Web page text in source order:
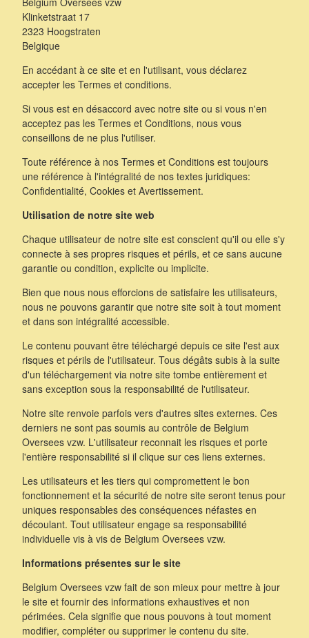
Klinketstraat 17
2323 Hoogstraten
Belgique
En accédant à ce site et en l'utilisant, vous déclarez
accepter les Termes et conditions.
Si vous est en désaccord avec notre site ou si vous n'en
acceptez pas les Termes et Conditions, nous vous
conseillons de ne plus l'utiliser.
Toute référence à nos Termes et Conditions est toujours
une référence à l'intégralité de nos textes juridiques:
Confidentialité, Cookies et Avertissement.
Utilisation de notre site web
Chaque utilisateur de notre site est conscient qu'il ou elle s'y
connecte à ses propres risques et périls, et ce sans aucune
garantie ou condition, explicite ou implicite.
Bien que nous nous efforcions de satisfaire les utilisateurs,
nous ne pouvons garantir que notre site soit à tout moment
et dans son intégralité accessible.
Le contenu pouvant être téléchargé depuis ce site l'est aux
risques et périls de l'utilisateur. Tous dégâts subis à la suite
d'un téléchargement via notre site tombe entièrement et
sans exception sous la responsabilité de l'utilisateur.
Notre site renvoie parfois vers d'autres sites externes. Ces
derniers ne sont pas soumis au contrôle de Belgium
Oversees vzw. L'utilisateur reconnait les risques et porte
l'entière responsabilité si il clique sur ces liens externes.
Les utilisateurs et les tiers qui compromettent le bon
fonctionnement et la sécurité de notre site seront tenus pour
uniques responsables des conséquences néfastes en
découlant. Tout utilisateur engage sa responsabilité
individuelle vis à vis de Belgium Oversees vzw.
Informations présentes sur le site
Belgium Oversees vzw fait de son mieux pour mettre à jour
le site et fournir des informations exhaustives et non
périmées. Cela signifie que nous pouvons à tout moment
modifier, compléter ou supprimer le contenu du site.